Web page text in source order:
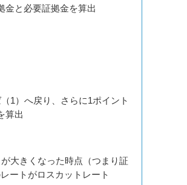
金と必要証拠金を算出
1）へ戻り、さらに1ポイント
算出
大きくなった時点（つまり証
ートがロスカットレート